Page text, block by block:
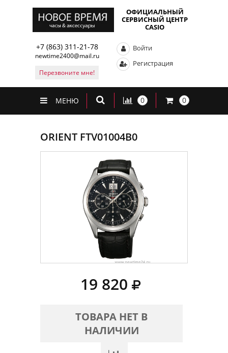
ОФИЦИАЛЬНЫЙ
СЕРВИСНЫЙ ЦЕНТР
CASIO
+7 (863) 311-21-78
newtime2400@mail.ru
Перезвоните мне!
Войти
Регистрация
МЕНЮ 0 0
ORIENT FTV01004B0
19 820
ТОВАРА НЕТ В
НАЛИЧИИ